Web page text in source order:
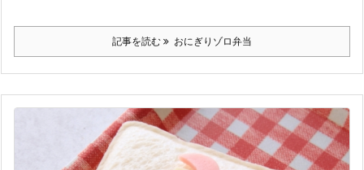
記事を読む おにぎりゾロ弁当